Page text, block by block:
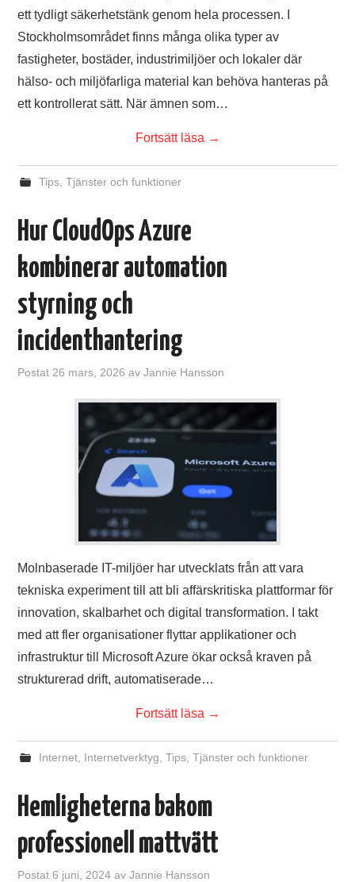
ett tydligt säkerhetstänk genom hela processen. I
Stockholmsområdet finns många olika typer av
fastigheter, bostäder, industrimiljöer och lokaler där
hälso- och miljöfarliga material kan behöva hanteras på
ett kontrollerat sätt. När ämnen som…
Fortsätt läsa →
Tips, Tjänster och funktioner
Hur CloudOps Azure
kombinerar automation
styrning och
incidenthantering
Postat 26 mars, 2026 avJannie Hansson
Molnbaserade IT-miljöer har utvecklats från att vara
tekniska experiment till att bli affärskritiska plattformar för
innovation, skalbarhet och digital transformation. I takt
med att fler organisationer flyttar applikationer och
infrastruktur till Microsoft Azure ökar också kraven på
strukturerad drift, automatiserade…
Fortsätt läsa →
Internet, Internetverktyg Tips, Tjänster och funktioner
Hemligheterna bakom
professionell mattvätt
Postat6 juni, 2024 avJannie Hansson